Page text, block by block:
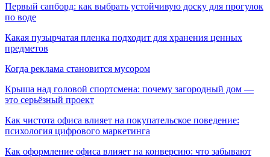
Первый сапборд: как выбрать устойчивую доску для прогулок
по воде
Какая пузырчатая пленка подходит для хранения ценных
предметов
Когда реклама становится мусором
Крыша над головой спортсмена: почему загородный дом —
это серьёзный проект
Как чистота офиса влияет на покупательское поведение:
психология цифрового маркетинга
Как оформление офиса влияет на конверсию: что забывают